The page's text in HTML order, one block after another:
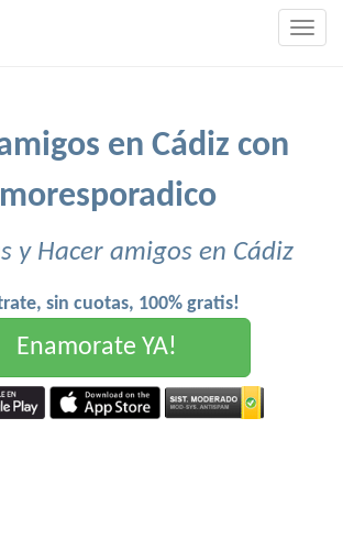
en Cádiz con
y Hacer amigos en Cádiz
sin cuotas, 100% gratis!
Enamorate YA!